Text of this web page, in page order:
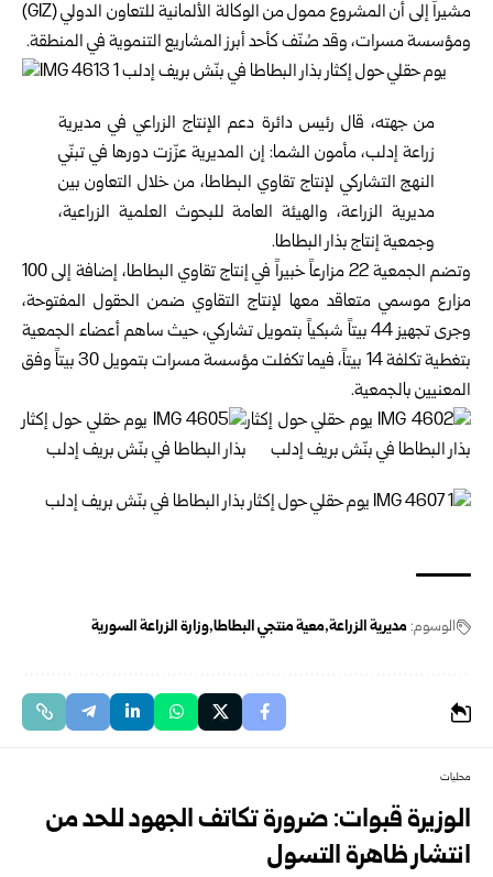
مشيراً إلى أن المشروع ممول من الوكالة الألمانية للتعاون الدولي (GIZ)
ومؤسسة مسرات، وقد صُنّف كأحد أبرز المشاريع التنموية في المنطقة.
من جهته، قال رئيس دائرة دعم الإنتاج الزراعي في مديرية
زراعة إدلب، مأمون الشما: إن المديرية عزّزت دورها في تبنّي
النهج التشاركي لإنتاج تقاوي البطاطا، من خلال التعاون بين
مديرية الزراعة، والهيئة العامة للبحوث العلمية الزراعية،
وجمعية إنتاج بذار البطاطا.
وتضم الجمعية 22 مزارعاً خبيراً في إنتاج تقاوي البطاطا، إضافة إلى 100
مزارع موسمي متعاقد معها لإنتاج التقاوي ضمن الحقول المفتوحة،
وجرى تجهيز 44 بيتاً شبكياً بتمويل تشاركي، حيث ساهم أعضاء الجمعية
بتغطية تكلفة 14 بيتاً، فيما تكفلت مؤسسة مسرات بتمويل 30 بيتاً وفق
المعنيين بالجمعية.
الوسوم: مديرية الزراعة معية منتجي البطاطا وزارة الزراعة السورية
محليات
الوزيرة قبوات: ضرورة تكاتف الجهود للحد من
انتشار ظاهرة التسول